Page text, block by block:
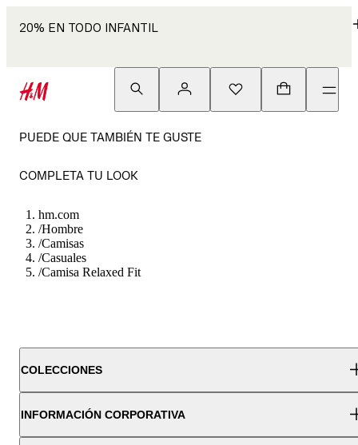
20% EN TODO INFANTIL
PUEDE QUE TAMBIÉN TE GUSTE
COMPLETA TU LOOK
hm.com
/Hombre
/Camisas
/Casuales
/Camisa Relaxed Fit
COLECCIONES
INFORMACIÓN CORPORATIVA